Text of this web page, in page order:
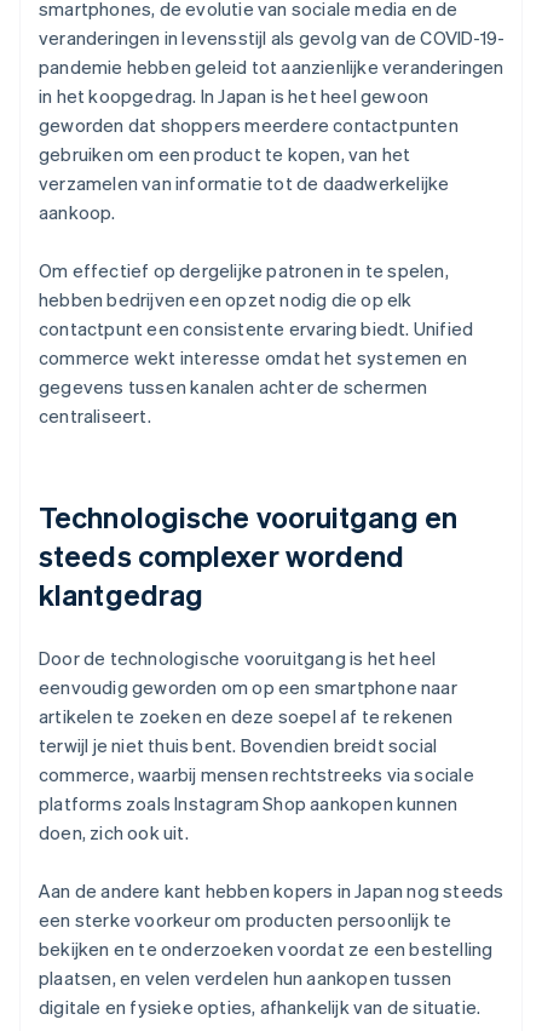
smartphones, de evolutie van sociale media en de
veranderingen in levensstijl als gevolg van de COVID-19-
pandemie hebben geleid tot aanzienlijke veranderingen
in het koopgedrag. In Japan is het heel gewoon
geworden dat shoppers meerdere contactpunten
gebruiken om een product te kopen, van het
verzamelen van informatie tot de daadwerkelijke
aankoop.
Om effectief op dergelijke patronen in te spelen,
hebben bedrijven een opzet nodig die op elk
contactpunt een consistente ervaring biedt. Unified
commerce wekt interesse omdat het systemen en
gegevens tussen kanalen achter de schermen
centraliseert.
Technologische vooruitgang en
steeds complexer wordend
klantgedrag
Door de technologische vooruitgang is het heel
eenvoudig geworden om op een smartphone naar
artikelen te zoeken en deze soepel af te rekenen
terwijl je niet thuis bent. Bovendien breidt social
commerce, waarbij mensen rechtstreeks via sociale
platforms zoals Instagram Shop aankopen kunnen
doen, zich ook uit.
Aan de andere kant hebben kopers in Japan nog steeds
een sterke voorkeur om producten persoonlijk te
bekijken en te onderzoeken voordat ze een bestelling
plaatsen, en velen verdelen hun aankopen tussen
digitale en fysieke opties, afhankelijk van de situatie.